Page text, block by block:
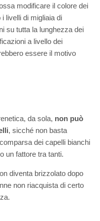
modificare il colore dei
livelli di migliaia di
su tutta la lunghezza dei
a livello dei
essere il motivo
da sola, non può
, sicché non basta
dei capelli bianchi
un fattore tra tanti.
diventa brizzolato dopo
non riacquista di certo